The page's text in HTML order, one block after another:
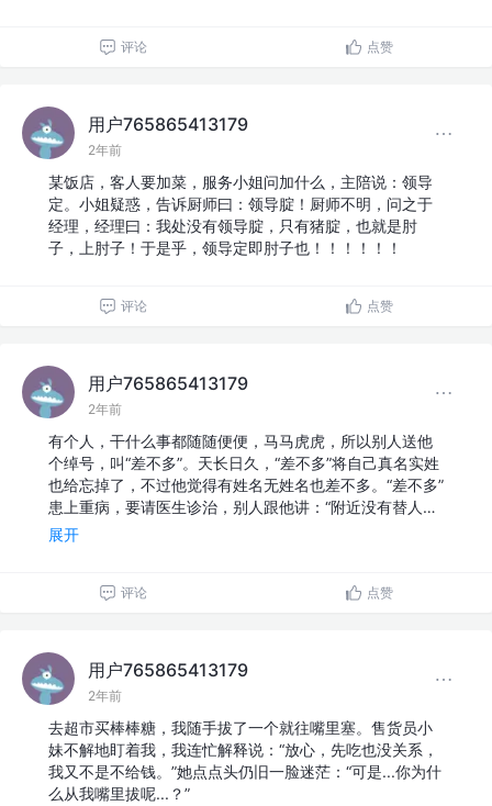
评论 点赞
用户765865413179
2年前
某饭店，客人要加菜，服务小姐问加什么，主陪说：领导
定。小姐疑惑，告诉厨师曰：领导腚！厨师不明，问之于
经理，经理曰：我处没有领导腚，只有猪腚，也就是肘
子，上肘子！于是乎，领导定即肘子也！！！！！！
评论 点赞
用户765865413179
2年前
有个人，干什么事都随随便便，马马虎虎，所以别人送他
个绰号，叫“差不多”。天长日久，“差不多”将自己真名实姓
也给忘掉了，不过他觉得有姓名无姓名也差不多。“差不多”
患上重病，要请医生诊治，别人跟他讲：“附近没有替人…
展开
评论 点赞
用户765865413179
2年前
去超市买棒棒糖，我随手拔了一个就往嘴里塞。售货员小
妹不解地盯着我，我连忙解释说：“放心，先吃也没关系，
我又不是不给钱。”她点点头仍旧一脸迷茫：“可是...你为什
么从我嘴里拔呢...？”